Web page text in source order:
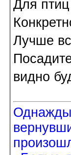
Для
Лучше
видно
Однажды